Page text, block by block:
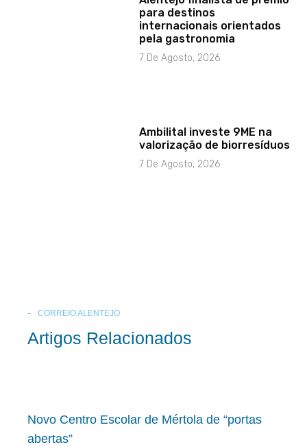
para destinos
internacionais orientados
pela gastronomia
7 De Agosto, 2026
Ambilital investe 9ME na
valorização de biorresíduos
7 De Agosto, 2026
CORREIO ALENTEJO
Artigos Relacionados
Novo Centro Escolar de Mértola de “portas
abertas”